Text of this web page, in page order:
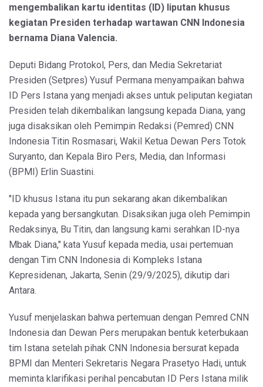
mengembalikan kartu identitas (ID) liputan khusus
kegiatan Presiden terhadap wartawan CNN Indonesia
bernama Diana Valencia.
Deputi Bidang Protokol, Pers, dan Media Sekretariat
Presiden (Setpres) Yusuf Permana menyampaikan bahwa
ID Pers Istana yang menjadi akses untuk peliputan kegiatan
Presiden telah dikembalikan langsung kepada Diana, yang
juga disaksikan oleh Pemimpin Redaksi (Pemred) CNN
Indonesia Titin Rosmasari, Wakil Ketua Dewan Pers Totok
Suryanto, dan Kepala Biro Pers, Media, dan Informasi
(BPMI) Erlin Suastini.
"ID khusus Istana itu pun sekarang akan dikembalikan
kepada yang bersangkutan. Disaksikan juga oleh Pemimpin
Redaksinya, Bu Titin, dan langsung kami serahkan ID-nya
Mbak Diana," kata Yusuf kepada media, usai pertemuan
dengan Tim CNN Indonesia di Kompleks Istana
Kepresidenan, Jakarta, Senin (29/9/2025), dikutip dari
Antara.
Yusuf menjelaskan bahwa pertemuan dengan Pemred CNN
Indonesia dan Dewan Pers merupakan bentuk keterbukaan
tim Istana setelah pihak CNN Indonesia bersurat kepada
BPMI dan Menteri Sekretaris Negara Prasetyo Hadi, untuk
meminta klarifikasi perihal pencabutan ID Pers Istana milik